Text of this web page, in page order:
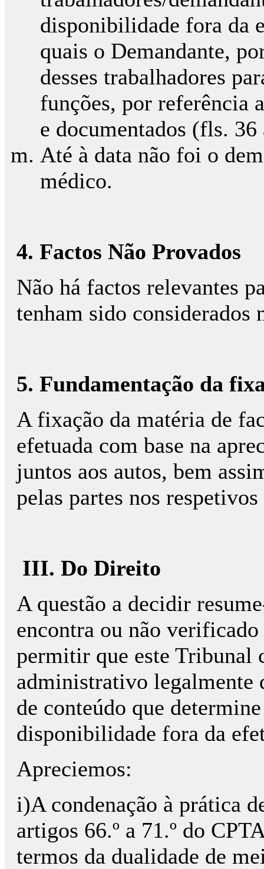
disponibilidade fora da
quais o Demandante,
desses trabalhadores
funções, por referência
e documentados (fls.
Até à data não foi o
médico.
4. Factos Não Provados
Não há factos relevantes
tenham sido considerados
5. Fundamentação da
A fixação da matéria de
efetuada com base na
juntos aos autos, bem
pelas partes nos
III. Do Direito
A questão a decidir
encontra ou não
permitir que este Tribunal
administrativo legalmente
de conteúdo que
disponibilidade fora da
Apreciemos:
i)A condenação à prática
artigos 66.º a 71.º do
termos da dualidade de